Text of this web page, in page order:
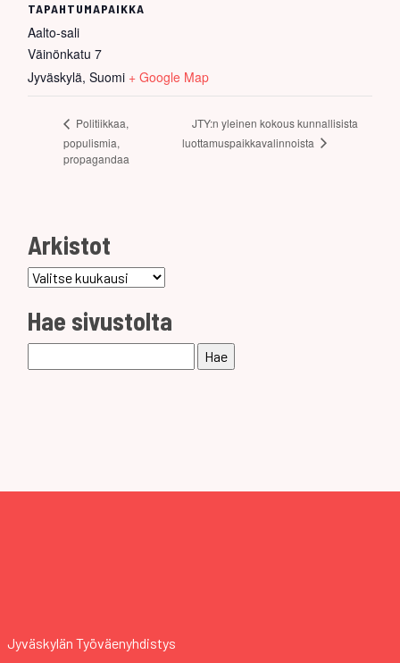
TAPAHTUMAPAIKKA
Aalto-sali
Väinönkatu 7
Jyväskylä, Suomi + Google Map
Politiikkaa,
populismia,
propagandaa
JTY:n yleinen kokous kunnallisista
luottamuspaikkavalinnoista
Arkistot
Arkistot
Hae sivustolta
Jyväskylän Työväenyhdistys